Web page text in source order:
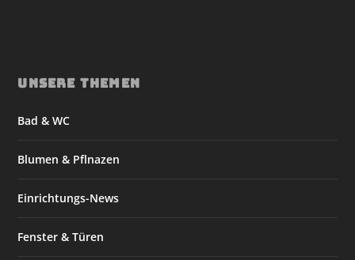
UNSERE THEMEN
Bad & WC
Blumen & Pflnazen
Einrichtungs-News
Fenster & Türen